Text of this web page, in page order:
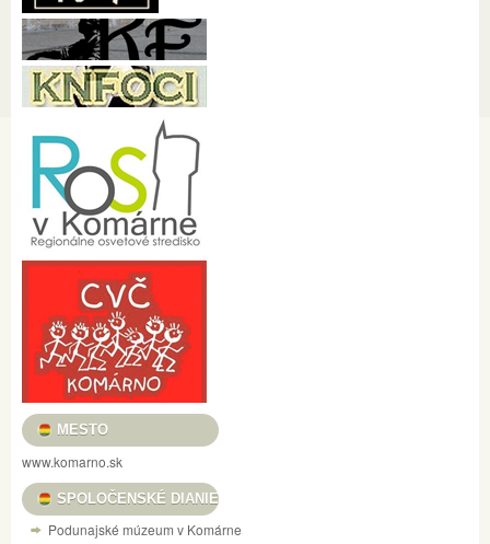
MESTO
www.komarno.sk
SPOLOČENSKÉ DIANIE
Podunajské múzeum v Komárne